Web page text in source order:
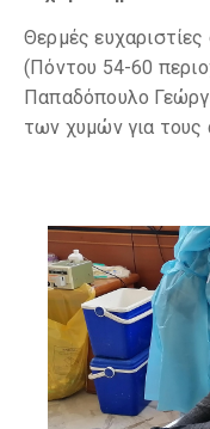
Θερμές ευχαριστίες
(Πόντου 54-60
Παπαδόπουλο
των χυμών για τους